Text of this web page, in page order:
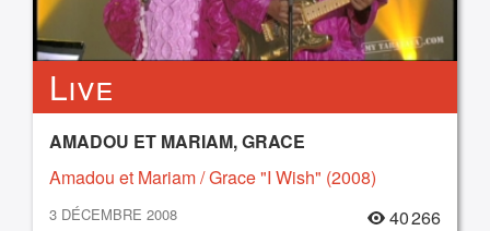
Live
AMADOU ET MARIAM, GRACE
Amadou et Mariam / Grace "I Wish" (2008)
3 DÉCEMBRE 2008 40 266